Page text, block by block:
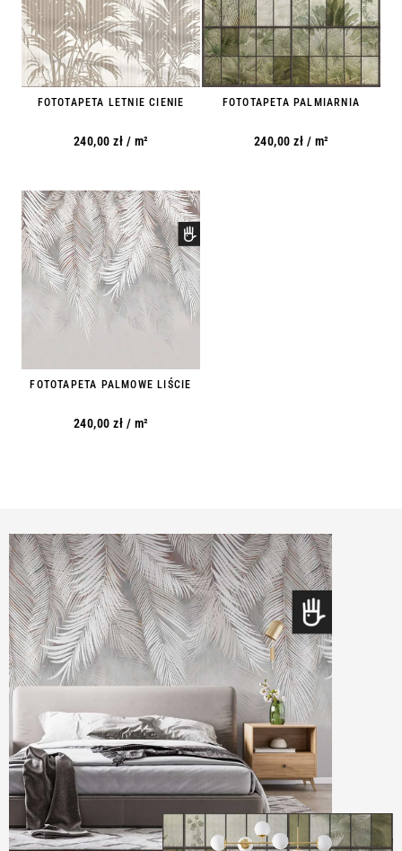
FOTOTAPETA LETNIE CIENIE
240,00 zł / m²
FOTOTAPETA PALMIARNIA
240,00 zł / m²
FOTOTAPETA PALMOWE LIŚCIE
240,00 zł / m²